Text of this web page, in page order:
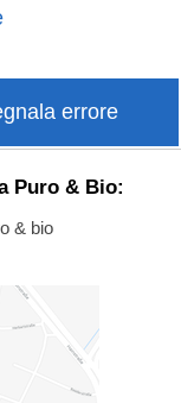
errore
Puro & Bio:
& bio